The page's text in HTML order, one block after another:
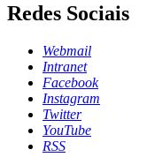
Redes Sociais
Webmail
Intranet
Facebook
Instagram
Twitter
YouTube
RSS